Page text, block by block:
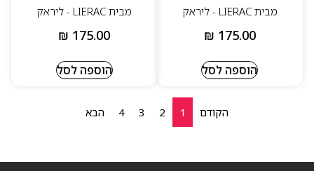
מבית LIERAC - ליראק
₪ 175.00
הוספה לסל
מבית LIERAC - ליראק
₪ 175.00
הוספה לסל
הקודם 1
2
3
4 הבא